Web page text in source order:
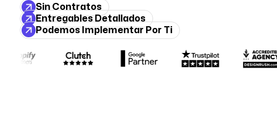
Sin Contratos
Entregables Detallados
Podemos Implementar Por Ti